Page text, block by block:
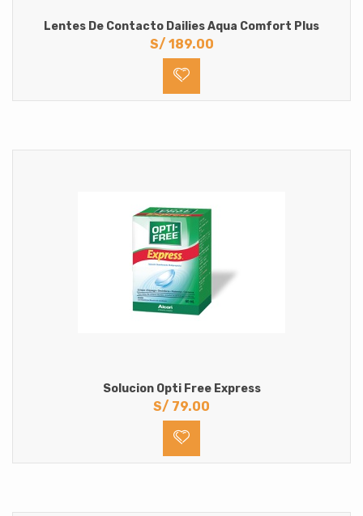
Lentes De Contacto Dailies Aqua Comfort Plus
S/ 189.00
Solucion Opti Free Express
S/ 79.00